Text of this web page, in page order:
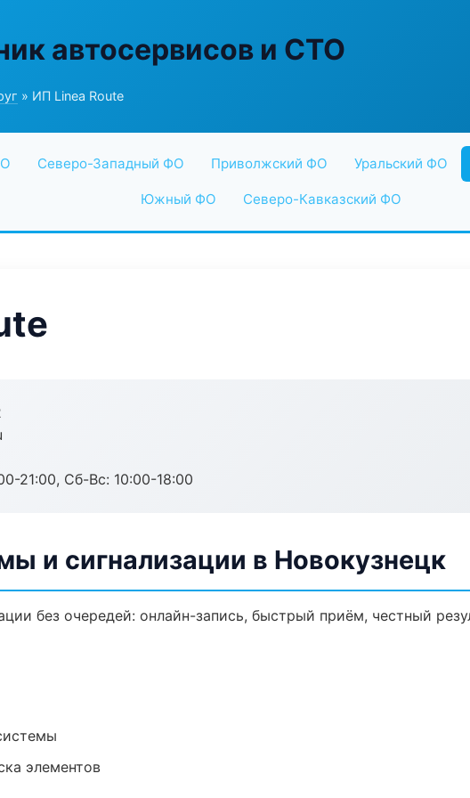
автосервисов и СТО
» ИП Linea Route
Северо-Западный ФО Приволжский ФО Уральский ФО
Южный ФО Северо-Кавказский ФО
21:00, Сб-Вс: 10:00-18:00
и сигнализации в Новокузнецк
без очередей: онлайн-запись, быстрый приём, честный
элементов